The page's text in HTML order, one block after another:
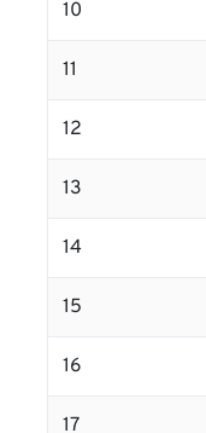
10
11
12
13
14
15
16
17